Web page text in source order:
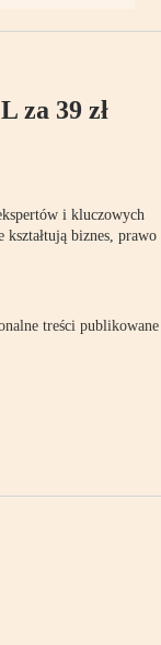
za 39 zł
i kluczowych
biznes, prawo
treści publikowane